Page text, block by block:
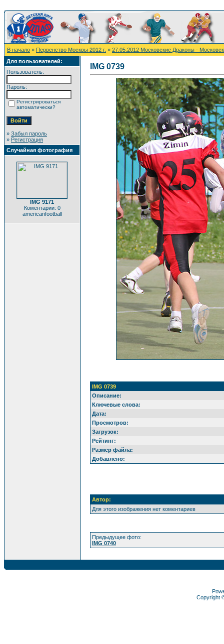
В начало » Первенство Москвы 2012 г. » 27.05.2012 Московские Драконы -
Для пользователей:
Пользователь:
Пароль:
Регистрироваться
автоматически?
» Забыл пароль
» Регистрация
Случайная фотография
IMG 9171
Коментарии: 0
americanfootball
IMG 0739
IMG 0739
Описание:
Ключевые слова:
Дата:
Просмотров:
Загрузок:
Рейтинг:
Размер файла:
Добавлено:
Автор:
Для этого изображения нет коментариев
Предыдущее фото:
IMG 0740
Copyright